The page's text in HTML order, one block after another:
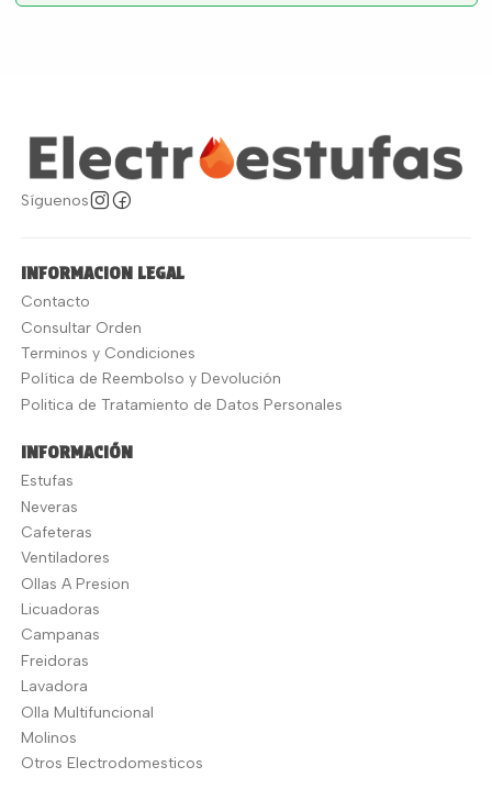
Síguenos
INFORMACION LEGAL
Contacto
Consultar Orden
Terminos y Condiciones
Política de Reembolso y Devolución
Politica de Tratamiento de Datos Personales
INFORMACIÓN
Estufas
Neveras
Cafeteras
Ventiladores
Ollas A Presion
Licuadoras
Campanas
Freidoras
Lavadora
Olla Multifuncional
Molinos
Otros Electrodomesticos